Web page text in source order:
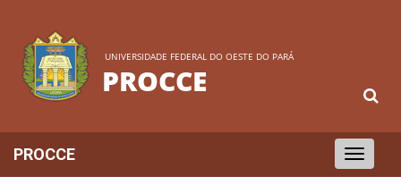
UNIVERSIDADE FEDERAL DO OESTE DO PARÁ
PROCCE
Toggle
navigation
PROCCE